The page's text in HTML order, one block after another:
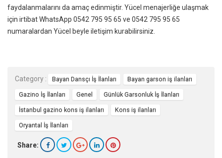
faydalanmalarını da amaç edinmiştir. Yücel menajerliğe ulaşmak
için irtibat WhatsApp 0542 795 95 65 ve 0542 795 95 65
numaralardan Yücel beyle iletişim kurabilirsiniz.
Category : Bayan Dansçı İş İlanları Bayan garson iş ilanları
Gazino İş İlanları Genel Günlük Garsonluk İş İlanları
İstanbul gazino kons iş ilanları Kons iş ilanları
Oryantal İş İlanları
Share: